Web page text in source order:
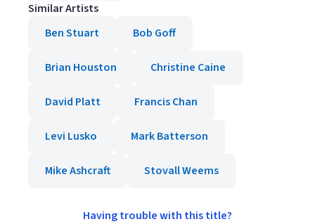
Similar Artists
Ben Stuart
Bob Goff
Brian Houston Christine Caine
David Platt Francis Chan
Levi Lusko Mark Batterson
Mike Ashcraft Stovall Weems
Having trouble with this title?